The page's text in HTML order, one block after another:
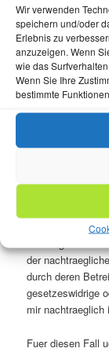
Wir verwenden
speichern und/oder
Erlebnis zu
anzuzeigen. Wenn
wie das
Wenn Sie Ihre
bestimmte
der Betreiber
von Links auf
zu eigen und sei
Schadensersatz
12. Mai 1998,
ausdrueckliche
verhindert
Ich betont
die Gestaltung
Links stelle ich
dieser Seiten
der
durch deren
gesetzeswidrige
mir nachtraeglich
Fuer diesen Fall